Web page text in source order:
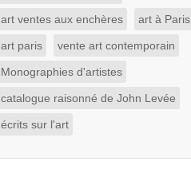
art ventes aux enchères art à Paris
art paris vente art contemporain
Monographies d'artistes
catalogue raisonné de John Levée
écrits sur l'art